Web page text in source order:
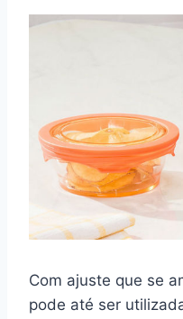
Com ajuste que se
pode até ser